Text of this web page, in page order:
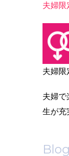
夫婦限
夫婦限
夫婦で
生が充